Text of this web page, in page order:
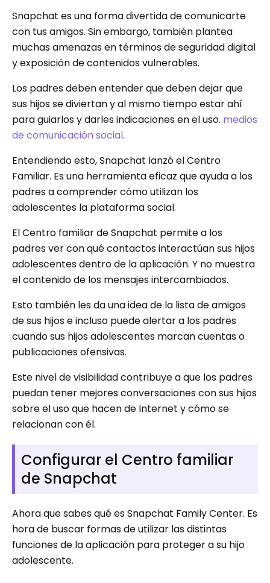
Snapchat es una forma divertida de comunicarte
con tus amigos. Sin embargo, también plantea
muchas amenazas en términos de seguridad digital
y exposición de contenidos vulnerables.
Los padres deben entender que deben dejar que
sus hijos se diviertan y al mismo tiempo estar ahí
para guiarlos y darles indicaciones en el uso. medios
de comunicación social.
Entendiendo esto, Snapchat lanzó el Centro
Familiar. Es una herramienta eficaz que ayuda a los
padres a comprender cómo utilizan los
adolescentes la plataforma social.
El Centro familiar de Snapchat permite a los
padres ver con qué contactos interactúan sus hijos
adolescentes dentro de la aplicación. Y no muestra
el contenido de los mensajes intercambiados.
Esto también les da una idea de la lista de amigos
de sus hijos e incluso puede alertar a los padres
cuando sus hijos adolescentes marcan cuentas o
publicaciones ofensivas.
Este nivel de visibilidad contribuye a que los padres
puedan tener mejores conversaciones con sus hijos
sobre el uso que hacen de Internet y cómo se
relacionan con él.
Configurar el Centro familiar
de Snapchat
Ahora que sabes qué es Snapchat Family Center. Es
hora de buscar formas de utilizar las distintas
funciones de la aplicación para proteger a su hijo
adolescente.